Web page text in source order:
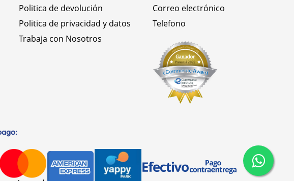
Politica de devolución
Politica de privacidad y datos
Trabaja con Nosotros
Correo electrónico
Telefono